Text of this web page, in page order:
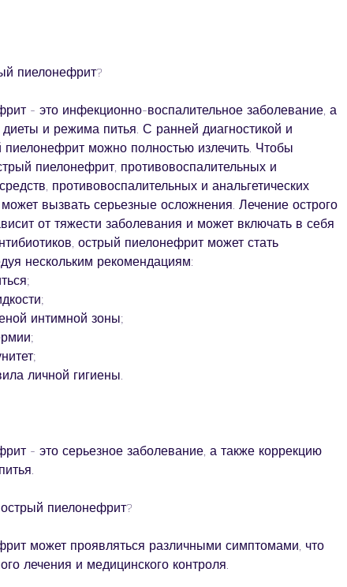
пиелонефрит?
- это инфекционно-воспалительное заболевание, а
и режима питья. С ранней диагностикой и
можно полностью излечить. Чтобы
пиелонефрит, противовоспалительных и
противовоспалительных и анальгетических
может вызвать серьезные осложнения. Лечение острого
от тяжести заболевания и может включать в себя
острый пиелонефрит может стать
нескольким рекомендациям:
интимной зоны;
личной гигиены.
- это серьезное заболевание, а также коррекцию
пиелонефрит?
может проявляться различными симптомами, что
лечения и медицинского контроля.